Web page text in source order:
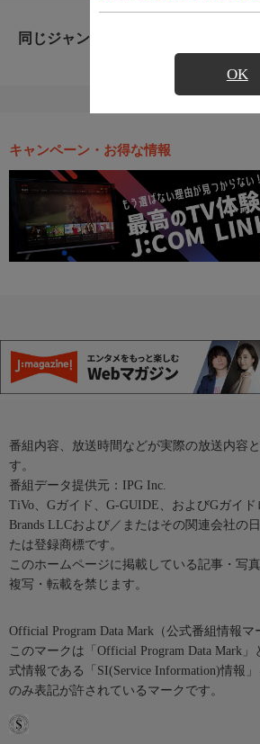
OK
同じジャンルのおすすめ番組
キャンペーン・お得な情報
番組内容、放送時間などが実際の放送内容
す。
番組データ提供元：IPG Inc.
TiVo、Gガイド、G-GUIDE、およびGガイ
Brands LLCおよび／またはその関連会社の
たは登録商標です。
このホームページに掲載している記事・写
複写・転載を禁じます。
Official Program Data Mark（公式番組情報マ
このマークは「Official Program Data Mark
式情報である「SI(Service Information)情報
のみ表記が許されているマークです。